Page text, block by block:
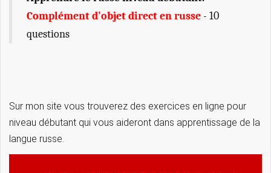
Complément d'objet direct en russe - 10
questions
Sur mon site vous trouverez des exercices en ligne pour
niveau débutant qui vous aideront dans apprentissage de la
langue russe.